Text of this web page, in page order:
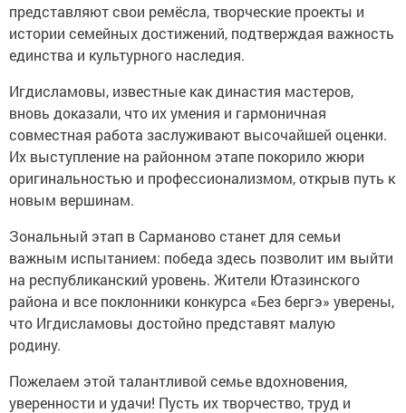
представляют свои ремёсла, творческие проекты и
истории семейных достижений, подтверждая важность
единства и культурного наследия.
Игдисламовы, известные как династия мастеров,
вновь доказали, что их умения и гармоничная
совместная работа заслуживают высочайшей оценки.
Их выступление на районном этапе покорило жюри
оригинальностью и профессионализмом, открыв путь к
новым вершинам.
Зональный этап в Сарманово станет для семьи
важным испытанием: победа здесь позволит им выйти
на республиканский уровень. Жители Ютазинского
района и все поклонники конкурса «Без бергэ» уверены,
что Игдисламовы достойно представят малую
родину.
Пожелаем этой талантливой семье вдохновения,
уверенности и удачи! Пусть их творчество, труд и